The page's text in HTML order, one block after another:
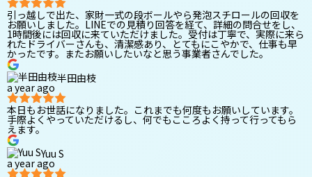
引っ越しで出た、家財一式の段ボールやら発泡スチロールの回収を
お願いしました。LINEでの見積り回答を経て、詳細の問合せをし、
1時間後には回収に来ていただけました。受付は丁寧で、実際に来ら
れたドライバーさんも、清潔感あり、とてもにこやかで、仕事も早
かったです。またお願いしたいなと思う事業者さんでした。
半田由枝
a year ago
本日もお世話になりました。これまでも何度もお願いしています。
手際よくやっていただけるし、何でもこころよく持って行ってもら
えます。
Yuu S
a year ago